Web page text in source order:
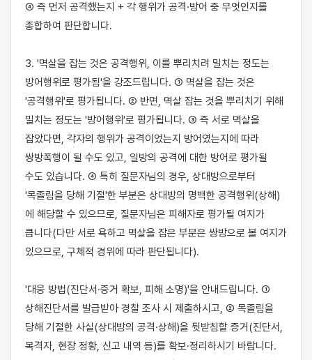
④ 즉 먼저 공격했는지 + 각 행위가 공격·방어 중 무엇인지를
종합하여 판단합니다.
3. '멱살을 잡는 것은 공격행위, 이를 뿌리치려 밀치는 정도는
방어행위로 평가됨'을 강조드립니다. ① 멱살을 잡는 것은
'공격행위'로 평가됩니다. ② 반면, 멱살 잡는 것을 뿌리치기 위해
밀치는 정도는 '방어행위'로 평가됩니다. ③ 즉 서로 멱살을
잡았다면, 각자의 행위가 공격이었는지 방어였는지에 따라
쌍방폭행이 될 수도 있고, 일방의 공격에 대한 방어로 평가될
수도 있습니다. ④ 특히 질문자님의 경우, 상대방으로부터
'목졸림을 당해 기절'한 부분은 상대방의 명백한 공격행위(상해)
에 해당할 수 있으므로, 질문자님은 피해자로 평가될 여지가
큽니다(다만 서로 욕하고 멱살을 잡은 부분은 쌍방으로 볼 여지가
있으므로, 구체적 경위에 따라 판단됩니다).
'대응 방법(진단서·증거 확보, 피해 소명)'을 안내드립니다. ①
상해진단서를 발급받아 경찰 조사 시 제출하시고, ② 목졸림을
당해 기절한 사실(상대방의 공격·상해)을 뒷받침할 증거(진단서,
목격자, 현장 정황, 신고 내역 등)를 확보·정리하시기 바랍니다.